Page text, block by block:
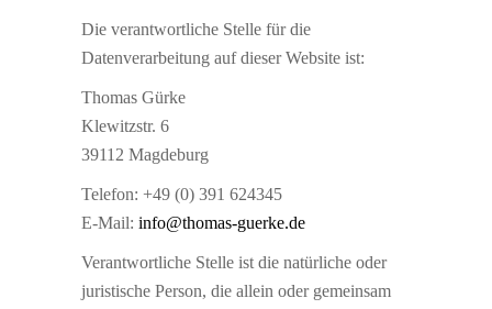
Die verantwortliche Stelle für die
Datenverarbeitung auf dieser Website ist:
Thomas Gürke
Klewitzstr. 6
39112 Magdeburg
Telefon: +49 (0) 391 624345
E-Mail: info@thomas-guerke.de
Verantwortliche Stelle ist die natürliche oder
juristische Person, die allein oder gemeinsam